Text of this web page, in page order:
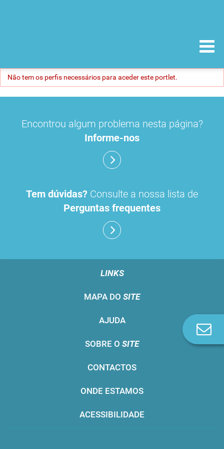
Não tem os perfis necessários para aceder este portlet.
Encontrou algum problema nesta página?
Informe-nos
Tem dúvidas? Consulte a nossa lista de
Perguntas frequentes
LINKS
MAPA DO SITE
AJUDA
SOBRE O SITE
CONTACTOS
ONDE ESTAMOS
ACESSIBILIDADE